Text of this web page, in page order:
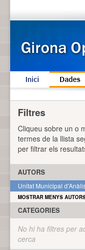
Inici Dades
Filtres
Cliqueu sobre un o
termes de la llista
per filtrar els
AUTORS
Unitat Municipal
MOSTRAR MENYS
CATEGORIES
No hi ha filtres per
cerca